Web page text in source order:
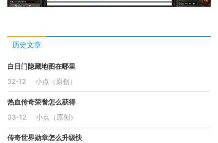
历史文章
白日门隐藏地图在哪里
02-12
小点（原创）
热血传奇荣誉怎么获得
03-12
小点（原创）
传奇世界勋章怎么升级快